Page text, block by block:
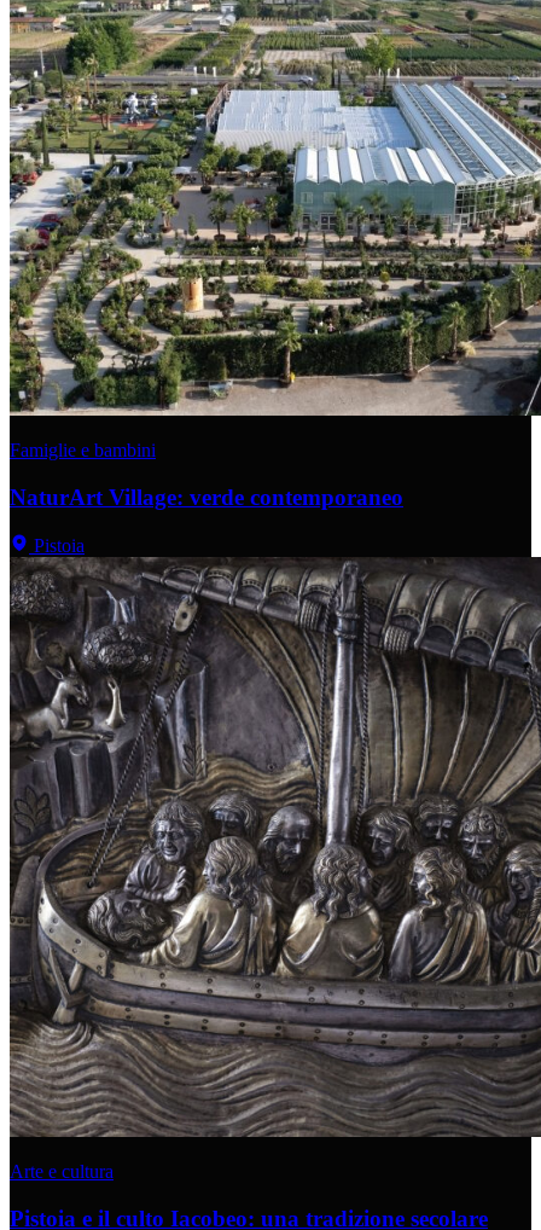
Famiglie e bambini
NaturArt Village: verde contemporaneo
Pistoia
Arte e cultura
Pistoia e il culto Iacobeo: una tradizione secolare